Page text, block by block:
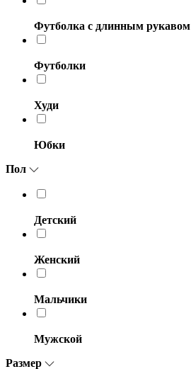
Футболка с длинным рукавом
Футболки
Худи
Юбки
Пол
Детский
Женский
Мальчики
Мужской
Размер